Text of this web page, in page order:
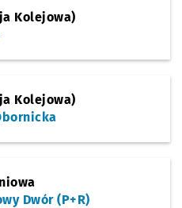
Kolejowa)
Kolejowa)
Dwór (P+R)